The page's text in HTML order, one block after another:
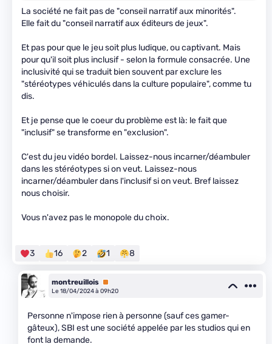
La société ne fait pas de "conseil narratif aux minorités".
Elle fait du "conseil narratif aux éditeurs de jeux".
Et pas pour que le jeu soit plus ludique, ou captivant. Mais
pour qu'il soit plus inclusif - selon la formule consacrée. Une
inclusivité qui se traduit bien souvent par exclure les
"stéréotypes véhiculés dans la culture populaire", comme tu
dis.
Et je pense que le coeur du problème est là: le fait que
"inclusif" se transforme en "exclusion".
C'est du jeu vidéo bordel. Laissez-nous incarner/déambuler
dans les stéréotypes si on veut. Laissez-nous
incarner/déambuler dans l'inclusif si on veut. Bref laissez
nous choisir.
Vous n'avez pas le monopole du choix.
3 16 2 1 8
montreuillois Premium
Le 18/04/2024 à 09h20
Personne n'impose rien à personne (sauf ces gamer-
gâteux), SBI est une société appelée par les studios qui en
font la demande.